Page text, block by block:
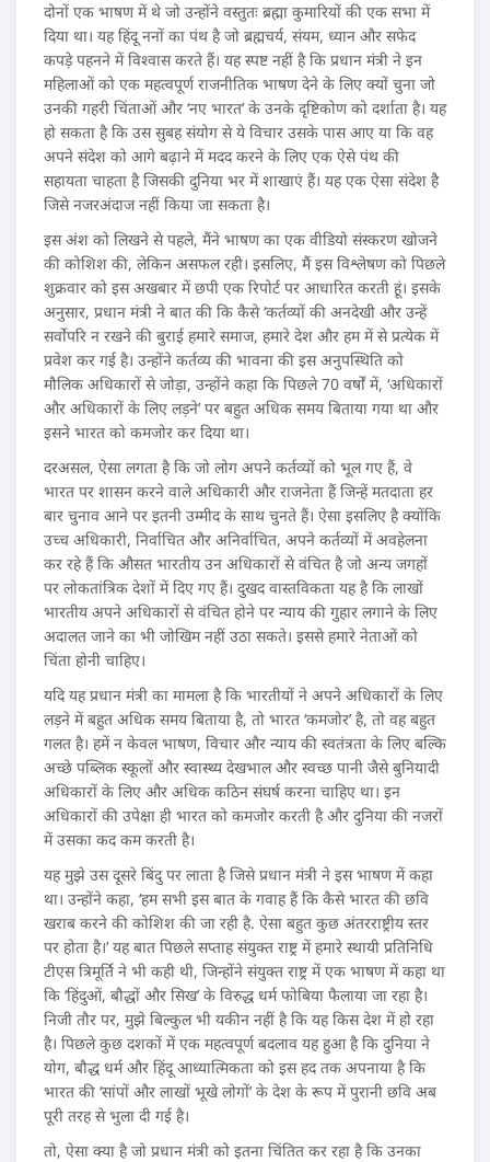
दोनों एक भाषण में थे जो उन्होंने वस्तुतः ब्रह्मा कुमारियों की एक सभा में
दिया था। यह हिंदू ननों का पंथ है जो ब्रह्मचर्य, संयम, ध्यान और सफेद
कपड़े पहनने में विश्वास करते हैं। यह स्पष्ट नहीं है कि प्रधान मंत्री ने इन
महिलाओं को एक महत्वपूर्ण राजनीतिक भाषण देने के लिए क्यों चुना जो
उनकी गहरी चिंताओं और ‘नए भारत’ के उनके दृष्टिकोण को दर्शाता है। यह
हो सकता है कि उस सुबह संयोग से ये विचार उसके पास आए या कि वह
अपने संदेश को आगे बढ़ाने में मदद करने के लिए एक ऐसे पंथ की
सहायता चाहता है जिसकी दुनिया भर में शाखाएं हैं। यह एक ऐसा संदेश है
जिसे नजरअंदाज नहीं किया जा सकता है।
इस अंश को लिखने से पहले, मैंने भाषण का एक वीडियो संस्करण खोजने
की कोशिश की, लेकिन असफल रही। इसलिए, मैं इस विश्लेषण को पिछले
शुक्रवार को इस अखबार में छपी एक रिपोर्ट पर आधारित करती हूं। इसके
अनुसार, प्रधान मंत्री ने बात की कि कैसे ‘कर्तव्यों की अनदेखी और उन्हें
सर्वोपरि न रखने की बुराई हमारे समाज, हमारे देश और हम में से प्रत्येक में
प्रवेश कर गई है। उन्होंने कर्तव्य की भावना की इस अनुपस्थिति को
मौलिक अधिकारों से जोड़ा, उन्होंने कहा कि पिछले 70 वर्षों में, ‘अधिकारों
और अधिकारों के लिए लड़ने’ पर बहुत अधिक समय बिताया गया था और
इसने भारत को कमजोर कर दिया था।
दरअसल, ऐसा लगता है कि जो लोग अपने कर्तव्यों को भूल गए हैं, वे
भारत पर शासन करने वाले अधिकारी और राजनेता हैं जिन्हें मतदाता हर
बार चुनाव आने पर इतनी उम्मीद के साथ चुनते हैं। ऐसा इसलिए है क्योंकि
उच्च अधिकारी, निर्वाचित और अनिर्वाचित, अपने कर्तव्यों में अवहेलना
कर रहे हैं कि औसत भारतीय उन अधिकारों से वंचित है जो अन्य जगहों
पर लोकतांत्रिक देशों में दिए गए हैं। दुखद वास्तविकता यह है कि लाखों
भारतीय अपने अधिकारों से वंचित होने पर न्याय की गुहार लगाने के लिए
अदालत जाने का भी जोखिम नहीं उठा सकते। इससे हमारे नेताओं को
चिंता होनी चाहिए।
यदि यह प्रधान मंत्री का मामला है कि भारतीयों ने अपने अधिकारों के लिए
लड़ने में बहुत अधिक समय बिताया है, तो भारत ‘कमजोर’ है, तो वह बहुत
गलत है। हमें न केवल भाषण, विचार और न्याय की स्वतंत्रता के लिए बल्कि
अच्छे पब्लिक स्कूलों और स्वास्थ्य देखभाल और स्वच्छ पानी जैसे बुनियादी
अधिकारों के लिए और अधिक कठिन संघर्ष करना चाहिए था। इन
अधिकारों की उपेक्षा ही भारत को कमजोर करती है और दुनिया की नजरों
में उसका कद कम करती है।
यह मुझे उस दूसरे बिंदु पर लाता है जिसे प्रधान मंत्री ने इस भाषण में कहा
था। उन्होंने कहा, ‘हम सभी इस बात के गवाह हैं कि कैसे भारत की छवि
खराब करने की कोशिश की जा रही है. ऐसा बहुत कुछ अंतरराष्ट्रीय स्तर
पर होता है।’ यह बात पिछले सप्ताह संयुक्त राष्ट्र में हमारे स्थायी प्रतिनिधि
टीएस त्रिमूर्ति ने भी कही थी, जिन्होंने संयुक्त राष्ट्र में एक भाषण में कहा था
कि ‘हिंदुओं, बौद्धों और सिख’ के विरुद्ध धर्म फोबिया फैलाया जा रहा है।
निजी तौर पर, मुझे बिल्कुल भी यकीन नहीं है कि यह किस देश में हो रहा
है। पिछले कुछ दशकों में एक महत्वपूर्ण बदलाव यह हुआ है कि दुनिया ने
योग, बौद्ध धर्म और हिंदू आध्यात्मिकता को इस हद तक अपनाया है कि
भारत की ‘सांपों और लाखों भूखे लोगों’ के देश के रूप में पुरानी छवि अब
पूरी तरह से भुला दी गई है।
तो, ऐसा क्या है जो प्रधान मंत्री को इतना चिंतित कर रहा है कि उनका